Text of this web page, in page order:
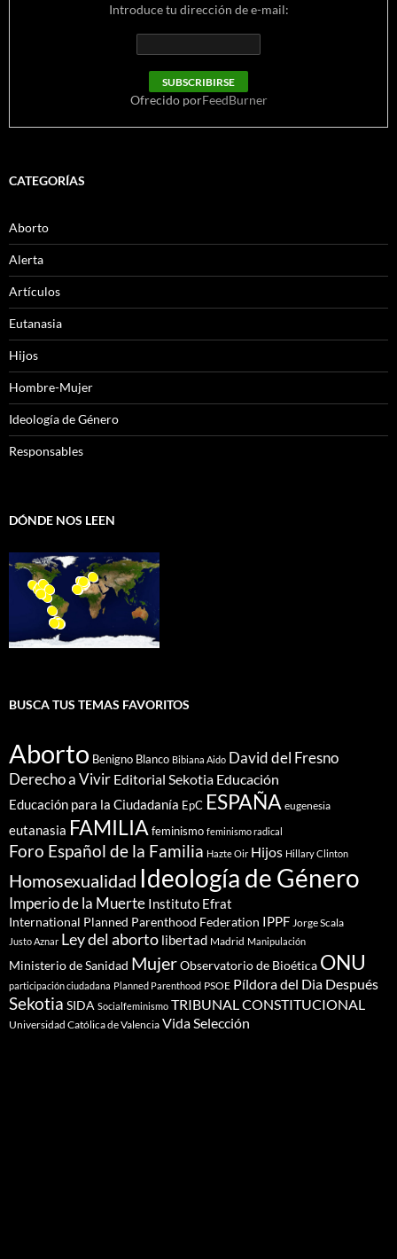
Introduce tu dirección de e-mail:
Ofrecido porFeedBurner
CATEGORÍAS
Aborto
Alerta
Artículos
Eutanasia
Hijos
Hombre-Mujer
Ideología de Género
Responsables
DÓNDE NOS LEEN
BUSCA TUS TEMAS FAVORITOS
Aborto Benigno Blanco Bibiana Aido David del Fresno
Derecho a Vivir Editorial Sekotia Educación
Educación para la Ciudadanía EpC ESPAÑA eugenesia
eutanasia FAMILIA feminismo feminismo radical
Foro Español de la Familia Hazte Oir Hijos Hillary Clinton
Homosexualidad Ideología de Género
Imperio de la Muerte Instituto Efrat
International Planned Parenthood Federation IPPF Jorge Scala
Justo Aznar Ley del aborto libertad Madrid Manipulación
Ministerio de Sanidad MujerObservatorio de Bioética ONU
participación ciudadana Planned Parenthood PSOE Píldora del Dia Después
Sekotia SIDA Socialfeminismo TRIBUNAL CONSTITUCIONAL
Universidad Católica de Valencia Vida Selección